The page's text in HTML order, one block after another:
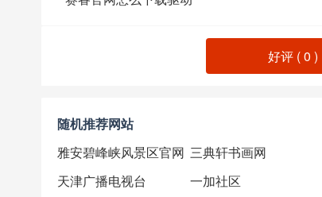
好评 (0 )
随机推荐网站
雅安碧峰峡风景区官网 三典轩书画网
天津广播电视台
一加社区